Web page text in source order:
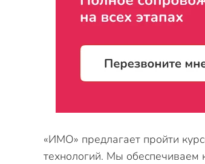
«ИМО» предлагает пройти
технологий. Мы обеспечиваем